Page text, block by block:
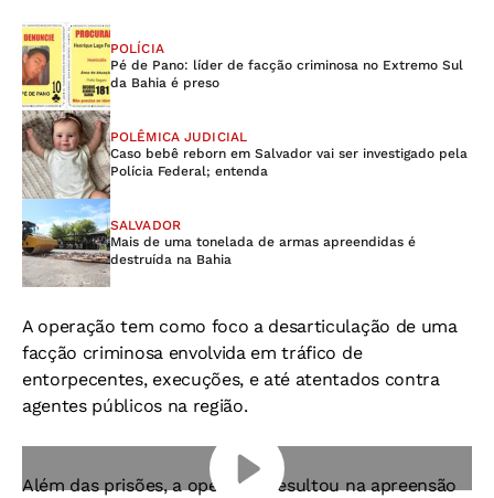
POLÍCIA
Pé de Pano: líder de facção criminosa no Extremo Sul
da Bahia é preso
POLÊMICA JUDICIAL
Caso bebê reborn em Salvador vai ser investigado pela
Polícia Federal; entenda
SALVADOR
Mais de uma tonelada de armas apreendidas é
destruída na Bahia
A operação tem como foco a desarticulação de uma
facção criminosa envolvida em tráfico de
entorpecentes, execuções, e até atentados contra
agentes públicos na região.
Além das prisões, a operação resultou na apreensão